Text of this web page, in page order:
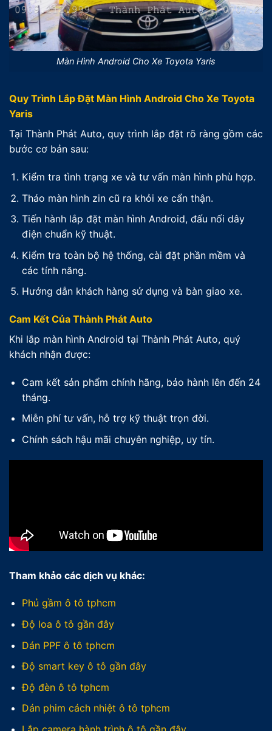
Màn Hình Android Cho Xe Toyota Yaris
Quy Trình Lắp Đặt Màn Hình Android Cho Xe Toyota
Yaris
Tại Thành Phát Auto, quy trình lắp đặt rõ ràng gồm các
bước cơ bản sau:
Kiểm tra tình trạng xe và tư vấn màn hình phù hợp.
Tháo màn hình zin cũ ra khỏi xe cẩn thận.
Tiến hành lắp đặt màn hình Android, đấu nối dây
điện chuẩn kỹ thuật.
Kiểm tra toàn bộ hệ thống, cài đặt phần mềm và
các tính năng.
Hướng dẫn khách hàng sử dụng và bàn giao xe.
Cam Kết Của Thành Phát Auto
Khi lắp màn hình Android tại Thành Phát Auto, quý
khách nhận được:
Cam kết sản phẩm chính hãng, bảo hành lên đến 24
tháng.
Miễn phí tư vấn, hỗ trợ kỹ thuật trọn đời.
Chính sách hậu mãi chuyên nghiệp, uy tín.
Tham khảo các dịch vụ khác:
Phủ gầm ô tô tphcm
Độ loa ô tô gần đây
Dán PPF ô tô tphcm
Độ smart key ô tô gần đây
Độ đèn ô tô tphcm
Dán phim cách nhiệt ô tô tphcm